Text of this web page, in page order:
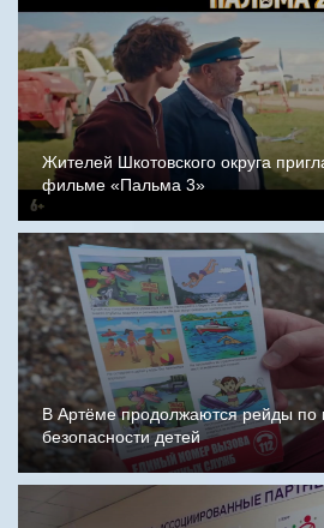
Жителей Шкотовского округа
фильме «Пальма 3»
В Артёме продолжаются рейды по
безопасности детей